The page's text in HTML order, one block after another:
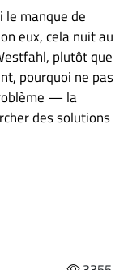
le manque de
eux, cela nuit au
plutôt que
pourquoi ne pas
— la
des solutions